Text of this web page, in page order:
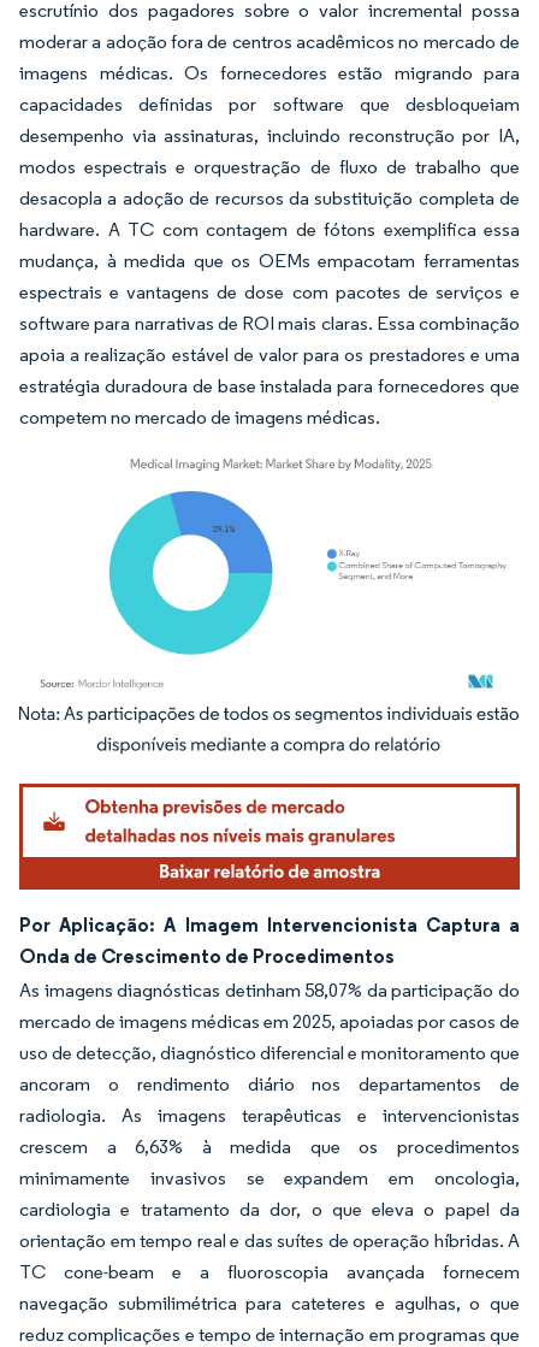
escrutínio dos pagadores sobre o valor incremental possa
moderar a adoção fora de centros acadêmicos no mercado de
imagens médicas. Os fornecedores estão migrando para
capacidades definidas por software que desbloqueiam
desempenho via assinaturas, incluindo reconstrução por IA,
modos espectrais e orquestração de fluxo de trabalho que
desacopla a adoção de recursos da substituição completa de
hardware. A TC com contagem de fótons exemplifica essa
mudança, à medida que os OEMs empacotam ferramentas
espectrais e vantagens de dose com pacotes de serviços e
software para narrativas de ROI mais claras. Essa combinação
apoia a realização estável de valor para os prestadores e uma
estratégia duradoura de base instalada para fornecedores que
competem no mercado de imagens médicas.
Imagem © Mordor Intelligence. O reuso requer atribuição conforme CC BY 4.0.
Por Aplicação: A Imagem Intervencionista Captura a
Onda de Crescimento de Procedimentos
As imagens diagnósticas detinham 58,07% da participação do
mercado de imagens médicas em 2025, apoiadas por casos de
uso de detecção, diagnóstico diferencial e monitoramento que
ancoram o rendimento diário nos departamentos de
radiologia. As imagens terapêuticas e intervencionistas
crescem a 6,63% à medida que os procedimentos
minimamente invasivos se expandem em oncologia,
cardiologia e tratamento da dor, o que eleva o papel da
orientação em tempo real e das suítes de operação híbridas. A
TC cone-beam e a fluoroscopia avançada fornecem
navegação submilimétrica para cateteres e agulhas, o que
reduz complicações e tempo de internação em programas que